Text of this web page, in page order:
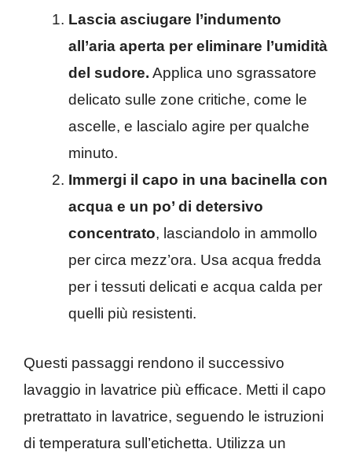
Lascia asciugare l’indumento
all’aria aperta per eliminare l’umidità
del sudore. Applica uno sgrassatore
delicato sulle zone critiche, come le
ascelle, e lascialo agire per qualche
minuto.
Immergi il capo in una bacinella con
acqua e un po’ di detersivo
concentrato, lasciandolo in ammollo
per circa mezz’ora. Usa acqua fredda
per i tessuti delicati e acqua calda per
quelli più resistenti.
Questi passaggi rendono il successivo
lavaggio in lavatrice più efficace. Metti il capo
pretrattato in lavatrice, seguendo le istruzioni
di temperatura sull’etichetta. Utilizza un